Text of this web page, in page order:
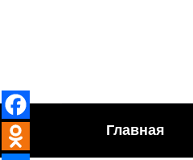
Главная